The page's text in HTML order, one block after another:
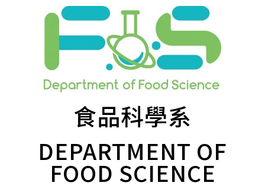
食品科學系
DEPARTMENT OF
FOOD SCIENCE